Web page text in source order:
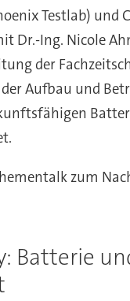
Testlab) und
Dr.-Ing. Nicole
der
Aufbau und
zum
Batterie